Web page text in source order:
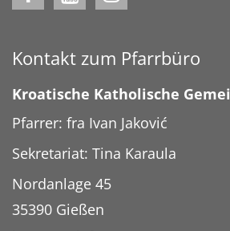
Kontakt zum Pfarrbüro
Kroatische Katholische
Pfarrer: fra Ivan Jaković
Sekretariat: Tina Karaula
Nordanlage 45
35390 Gießen